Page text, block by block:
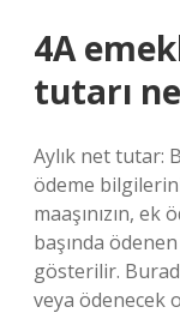
4A
tutarı
Aylık net tutar:
ödeme
maaşınızın, ek
başında
gösterilir.
veya ödenecek